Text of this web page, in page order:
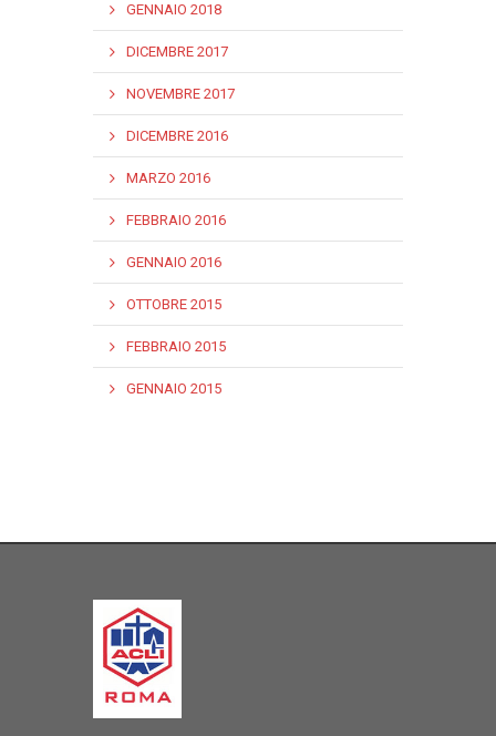
GENNAIO 2018
DICEMBRE 2017
NOVEMBRE 2017
DICEMBRE 2016
MARZO 2016
FEBBRAIO 2016
GENNAIO 2016
OTTOBRE 2015
FEBBRAIO 2015
GENNAIO 2015